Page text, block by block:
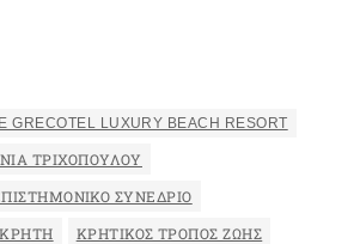
GRECOTEL LUXURY BEACH RESORT
ΤΡΙΧΟΠΟΎΛΟΥ
ΣΥΝΈΔΡΙΟ
ΚΡΉΤΗ ΚΡΗΤΙΚΌΣ ΤΡΌΠΟΣ ΖΩΉΣ